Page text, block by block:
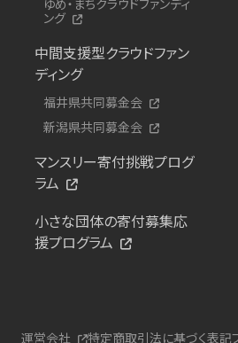
ング
中間支援型クラウドファン
ディング
福井県共同募金会
新潟県共同募金会
マンスリー寄付挑戦プログ
ラム
小さな団体の寄付募集応
援プログラム
運営会社 特定商取引法に基づく表記